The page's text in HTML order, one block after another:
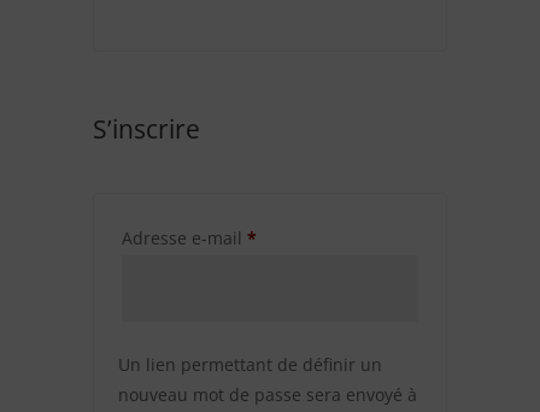
S’inscrire
Adresse e-mail *Obligatoire
Un lien permettant de définir un
nouveau mot de passe sera envoyé à